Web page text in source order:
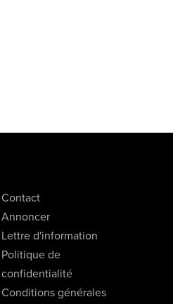
Contact
Annoncer
Lettre d'information
Politique de
confidentialité
Conditions générales